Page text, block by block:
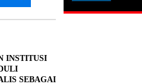
INSTITUSI
SEBAGAI